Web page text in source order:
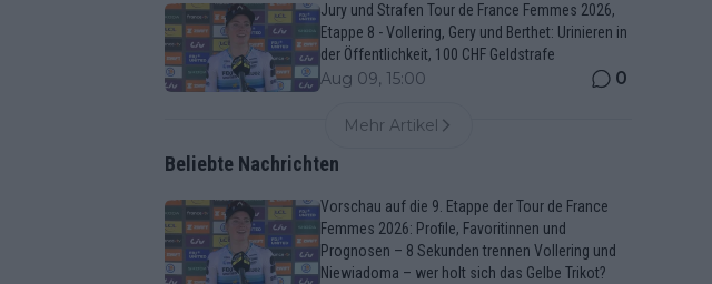
Jury und Strafen Tour de France Femmes 2026,
Etappe 8 - Vollering, Gery und Berthet: Urinieren in
der Öffentlichkeit, 100 CHF Geldstrafe
Aug 09, 15:00 0
Mehr Artikel
Beliebte Nachrichten
Vorschau auf die 9. Etappe der Tour de France
Femmes 2026: Profile, Favoritinnen und
Prognosen – 8 Sekunden trennen Vollering und
Niewiadoma – wer holt sich das Gelbe Trikot?